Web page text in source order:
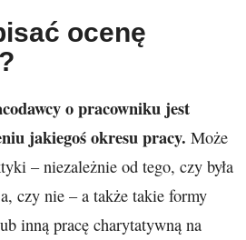
ocenę
o pracowniku jest
jakiegoś okresu pracy. Może
– niezależnie od tego, czy była
czy nie – a także takie formy
inną pracę charytatywną na